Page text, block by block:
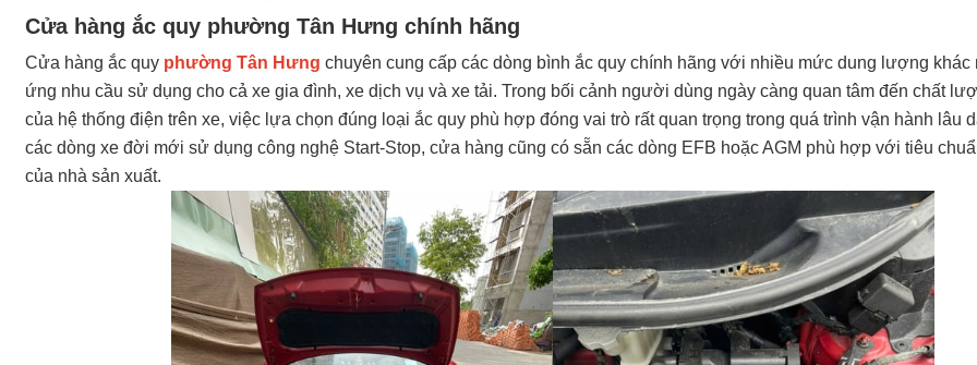
Cửa hàng ắc quy phường Tân Hưng chính hãng
Cửa hàng ắc quy phường Tân Hưng chuyên cung cấp các dòng bình ắc quy chính hãng với nhiều mức dung lượng khác
ứng nhu cầu sử dụng cho cả xe gia đình, xe dịch vụ và xe tải. Trong bối cảnh người dùng ngày càng quan tâm đến chất
của hệ thống điện trên xe, việc lựa chọn đúng loại ắc quy phù hợp đóng vai trò rất quan trọng trong quá trình vận hành lâu
các dòng xe đời mới sử dụng công nghệ Start-Stop, cửa hàng cũng có sẵn các dòng EFB hoặc AGM phù hợp với tiêu
của nhà sản xuất.